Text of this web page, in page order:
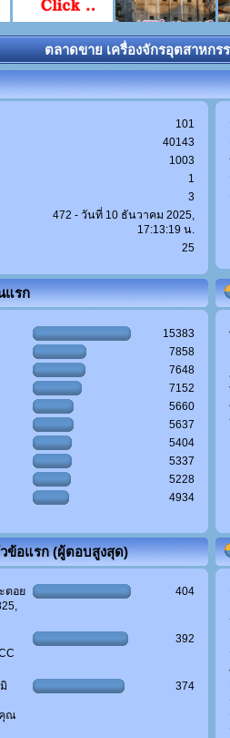
ตลาดขาย เครื่องจักรอุตสาหก
101
40143
1003
1
3
472 - วันที่ 10 ธันวาคม 2025,
17:13:19 น.
25
แรก
15383
7858
7648
7152
5660
5637
5404
5337
5228
4934
ข้อแรก (ผู้ตอบสูงสุด)
ตอย
404
392
คุณ
374